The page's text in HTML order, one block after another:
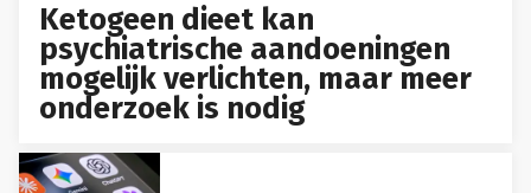
Ketogeen dieet kan
psychiatrische aandoeningen
mogelijk verlichten, maar meer
onderzoek is nodig